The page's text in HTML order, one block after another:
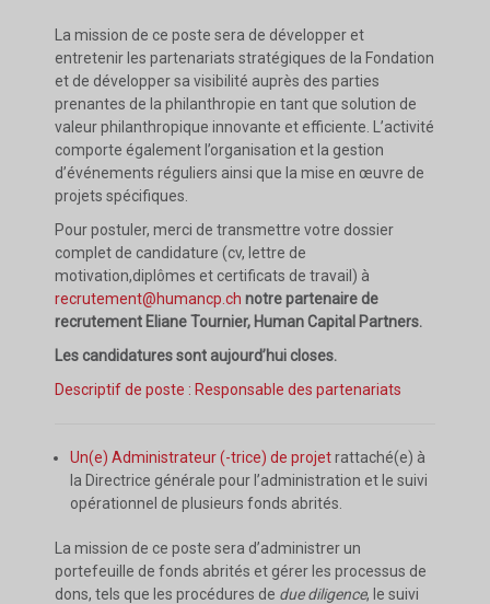
La mission de ce poste sera de développer et
entretenir les partenariats stratégiques de la Fondation
et de développer sa visibilité auprès des parties
prenantes de la philanthropie en tant que solution de
valeur philanthropique innovante et efficiente. L’activité
comporte également l’organisation et la gestion
d’événements réguliers ainsi que la mise en œuvre de
projets spécifiques.
Pour postuler, merci de transmettre votre dossier
complet de candidature (cv, lettre de
motivation,diplômes et certificats de travail) à
recrutement@humancp.ch notre partenaire de
recrutement Eliane Tournier, Human Capital Partners.
Les candidatures sont aujourd’hui closes.
Descriptif de poste : Responsable des partenariats
Un(e) Administrateur (-trice) de projetrattaché(e) à
la Directrice générale pour l’administration et le suivi
opérationnel de plusieurs fonds abrités.
La mission de ce poste sera d’administrer un
portefeuille de fonds abrités et gérer les processus de
dons, tels que les procédures de due diligence, le suivi